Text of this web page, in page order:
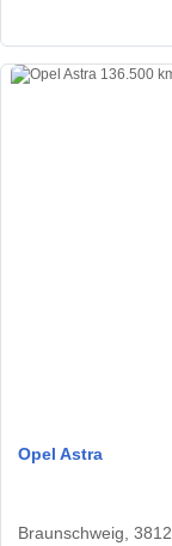
Opel Astra
Braunschweig,